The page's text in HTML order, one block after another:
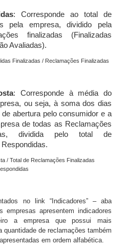
: Corresponde ao total de
pela empresa, dividido pela
finalizadas (Finalizadas
Avaliadas).
Finalizadas / Reclamações Finalizadas
: Corresponde à média do
ou seja, à soma dos dias
abertura pelo consumidor e a
de todas as Reclamações
dividida pelo total de
/ Total de Reclamações Finalizadas
no link “Indicadores” – aba
empresas apresentem indicadores
a empresa que possui mais
quantidade de reclamações também
em ordem alfabética.